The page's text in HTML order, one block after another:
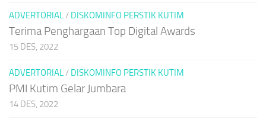
ADVERTORIAL / DISKOMINFO PERSTIK KUTIM
Terima Penghargaan Top Digital Awards
15 DES, 2022
ADVERTORIAL / DISKOMINFO PERSTIK KUTIM
PMI Kutim Gelar Jumbara
14 DES, 2022